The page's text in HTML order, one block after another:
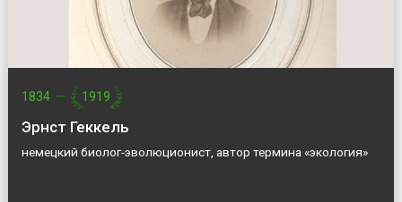
1834 — 1919
Эрнст Геккель
немецкий биолог-эволюционист, автор термина «экология»